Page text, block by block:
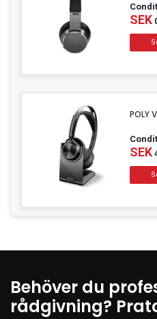
SEK
POLY
SEK
Behöver du
rådgivning?